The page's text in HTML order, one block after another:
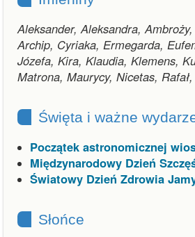
Aleksander, Aleksandra,
Archip, Cyriaka, Ermegarda,
Józefa, Kira, Klaudia, Klemens,
Matrona, Maurycy, Nicetas,
Święta i ważne
Początek astronomicznej
Międzynarodowy Dzień
Światowy Dzień Zdrowia
Słońce